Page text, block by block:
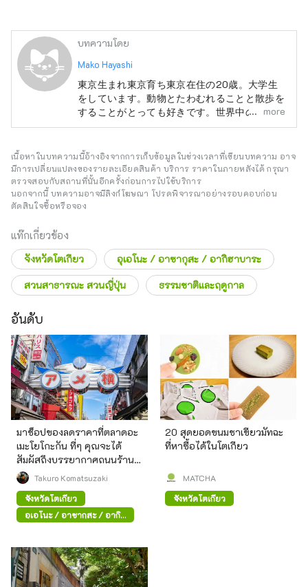
บทความโดย
Mako Hayashi
東京生まれ東京育ち東京在住の20歳。大学生
をしています。動物とたわむれることと散歩を
することがとっても好きです。世界中の野生の
動物に会いに行ったり、世界中の街を散歩しに
思ってます。
more
เนื้อหาในบทความนี้อ้างอิงจากการเก็บข้อมูลในช่วงเวลาที่เขียนบทความ อาจ
มีการเปลี่ยนแปลงของรายละเอียดสินค้า บริการ ราคาในภายหลังได้ กรุณา
ตรวจสอบกับสถานที่นั้นอีกครั้งก่อนการไปใช้บริการ
นอกจากนี้ บทความอาจมีลิงก์โฆษณา โปรดพิจารณาอย่างรอบคอบก่อน
ตัดสินใจซื้อหรือจอง
แท๊กเกี่ยวข้อง
จังหวัดโตเกียว
อุเอโนะ / อาซากุสะ / อากิฮาบาระ
สวนสาธารณะ สวนญี่ปุ่น
ธรรมชาติและฤดูกาล
อันดับ
มาช็อปของลดราคาที่ตลาดอะ
เมะโยโกะกัน ที่ๆ คุณจะได้
สัมผัสถึงบรรยากาศถนนร้าน
ค้าสมัยก่อน
Takuro Komatsuzaki
จังหวัดโตเกียว
อุเอโนะ / อาซากุสะ / อากิ
ฮาบาระ
20 สุดยอดขนมชาเขียวมัทฉะ
ที่หาซื้อได้ในโตเกียว
MATCHA
จังหวัดโตเกียว